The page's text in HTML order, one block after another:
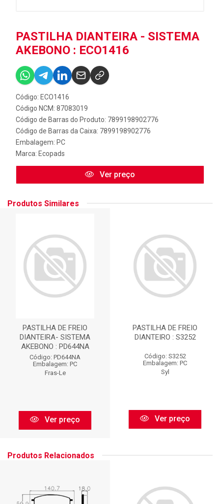
PASTILHA DIANTEIRA - SISTEMA
AKEBONO : ECO1416
Código: ECO1416
Código NCM: 87083019
Código de Barras do Produto: 7899198902776
Código de Barras da Caixa: 7899198902776
Embalagem: PC
Marca: Ecopads
Ver preço
Produtos Similares
PASTILHA DE FREIO
DIANTEIRA- SISTEMA
AKEBONO : PD644NA
Código: PD644NA
Embalagem: PC
Fras-Le
Ver preço
PASTILHA DE FREIO
DIANTEIRO : S3252
Código: S3252
Embalagem: PC
Syl
Ver preço
Produtos Relacionados